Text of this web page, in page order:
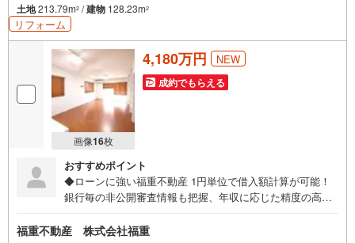
土地213.79m2 /建物 128.23m2
リフォーム
画像16枚
4,180万円 NEW
成約でもらえる
おすすめポイント
◆ローンに強い福重不動産 1円単位で借入額計算が可能！
銀行毎の非公開審査情報も把握、年収に応じた精度の高い
い審査丸投げはおやめください。審査に出す前にどの銀行
福重不動産 株式会社福重